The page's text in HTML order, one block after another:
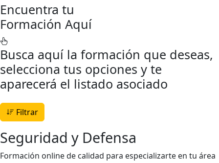
Encuentra tu
Formación Aquí
Busca aquí la formación que deseas,
selecciona tus opciones y te
aparecerá el listado asociado
Filtrar
Seguridad y Defensa
Formación online de calidad para especializarte en tu área